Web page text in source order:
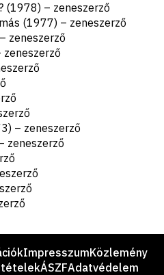
(1978) – zeneszerző
(1977) – zeneszerző
zeneszerző
– zeneszerző
zeneszerző
ImpresszumKözlemény
ÁSZFAdatvédelem